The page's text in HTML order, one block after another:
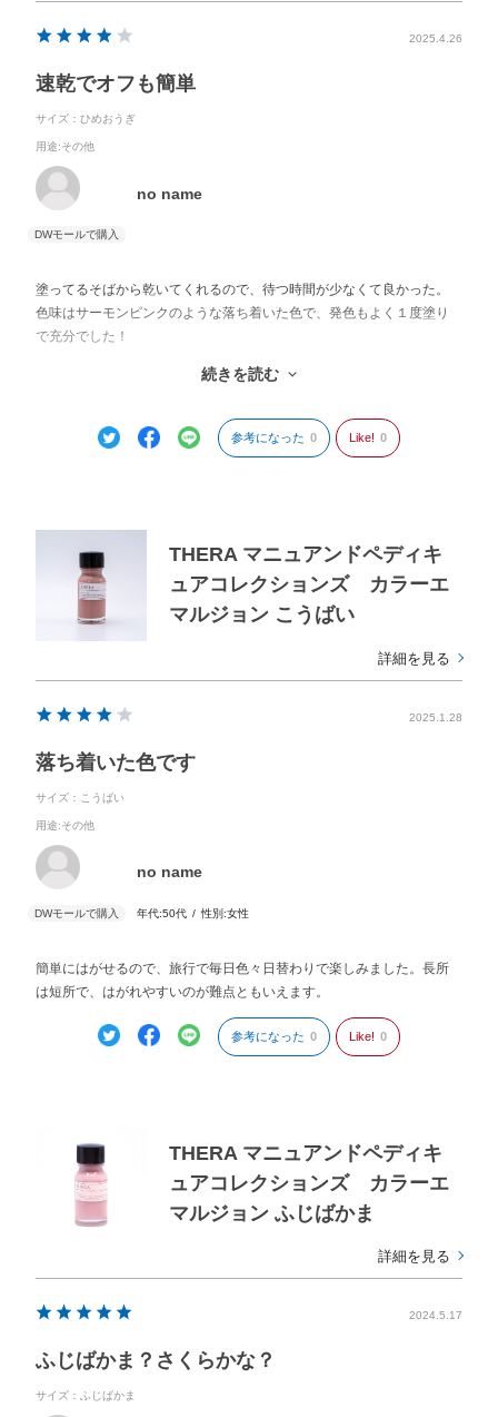
2025.4.26
速乾でオフも簡単
サイズ：ひめおうぎ
用途:その他
no name
塗ってるそばから乾いてくれるので、待つ時間が少なくて良かった。
色味はサーモンピンクのような落ち着いた色で、発色もよく１度塗り
で充分でした！
がすように一気に簡単に剥がせて便利✨
ため塗る際の持ち手が短く、塗りにくさから⭐︎-1で。
続きを読む
参考になった 0 Like! 0
THERA マニュアンドペディキ
ュアコレクションズ カラーエ
マルジョン こうばい
詳細を見る
2025.1.28
落ち着いた色です
サイズ：こうばい
用途:その他
no name
年代:50代 性別:女性
簡単にはがせるので、旅行で毎日色々日替わりで楽しみました。長所
は短所で、はがれやすいのが難点ともいえます。
参考になった 0 Like! 0
THERA マニュアンドペディキ
ュアコレクションズ カラーエ
マルジョン ふじばかま
詳細を見る
2024.5.17
ふじばかま？さくらかな？
サイズ：ふじばかま